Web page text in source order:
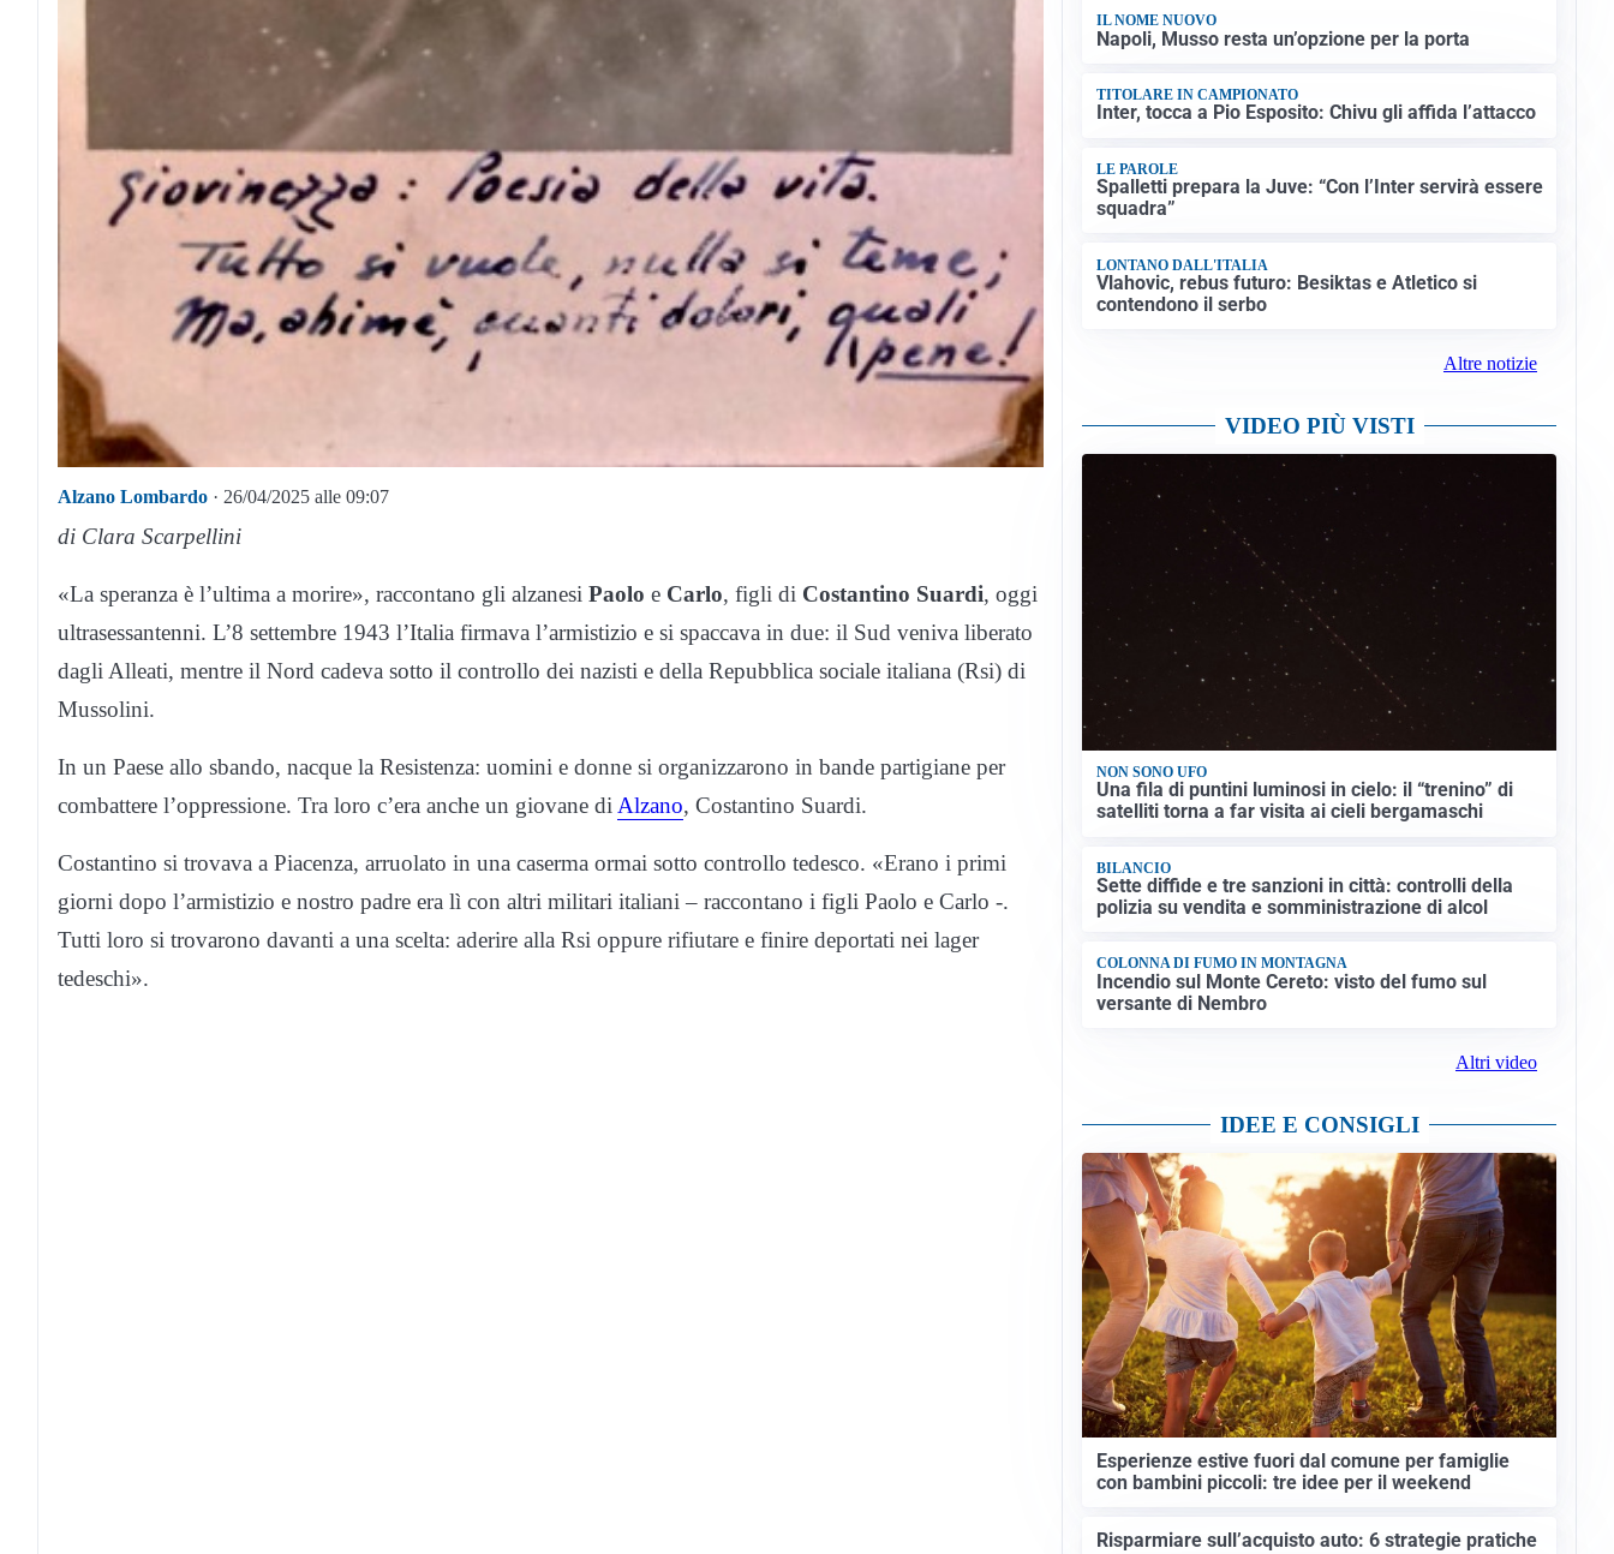
Alzano Lombardo · 26/04/2025 alle 09:07
di Clara Scarpellini
«La speranza è l’ultima a morire», raccontano gli alzanesi Paolo e Carlo, figli di Costantino Suardi, oggi
ultrasessantenni. L’8 settembre 1943 l’Italia firmava l’armistizio e si spaccava in due: il Sud veniva liberato
dagli Alleati, mentre il Nord cadeva sotto il controllo dei nazisti e della Repubblica sociale italiana (Rsi) di
Mussolini.
In un Paese allo sbando, nacque la Resistenza: uomini e donne si organizzarono in bande partigiane per
combattere l’oppressione. Tra loro c’era anche un giovane diAlzano, Costantino Suardi.
Costantino si trovava a Piacenza, arruolato in una caserma ormai sotto controllo tedesco. «Erano i primi
giorni dopo l’armistizio e nostro padre era lì con altri militari italiani – raccontano i figli Paolo e Carlo -.
Tutti loro si trovarono davanti a una scelta: aderire alla Rsi oppure rifiutare e finire deportati nei lager
tedeschi».
IL NOME NUOVO
Napoli, Musso resta un’opzione per la porta
TITOLARE IN CAMPIONATO
Inter, tocca a Pio Esposito: Chivu gli affida l’attacco
LE PAROLE
Spalletti prepara la Juve: “Con l’Inter servirà essere
squadra”
LONTANO DALL'ITALIA
Vlahovic, rebus futuro: Besiktas e Atletico si
contendono il serbo
Altre notizie
VIDEO PIÙ VISTI
NON SONO UFO
Una fila di puntini luminosi in cielo: il “trenino” di
satelliti torna a far visita ai cieli bergamaschi
BILANCIO
Sette diffide e tre sanzioni in città: controlli della
polizia su vendita e somministrazione di alcol
COLONNA DI FUMO IN MONTAGNA
Incendio sul Monte Cereto: visto del fumo sul
versante di Nembro
Altri video
IDEE E CONSIGLI
Esperienze estive fuori dal comune per famiglie
con bambini piccoli: tre idee per il weekend
Risparmiare sull’acquisto auto: 6 strategie pratiche